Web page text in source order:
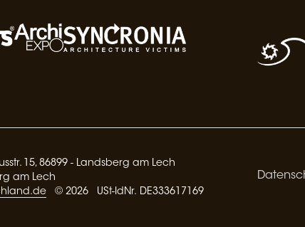
15, 86899 - Landsberg am Lech
am Lech
© 2026 USt-IdNr. DE333617169